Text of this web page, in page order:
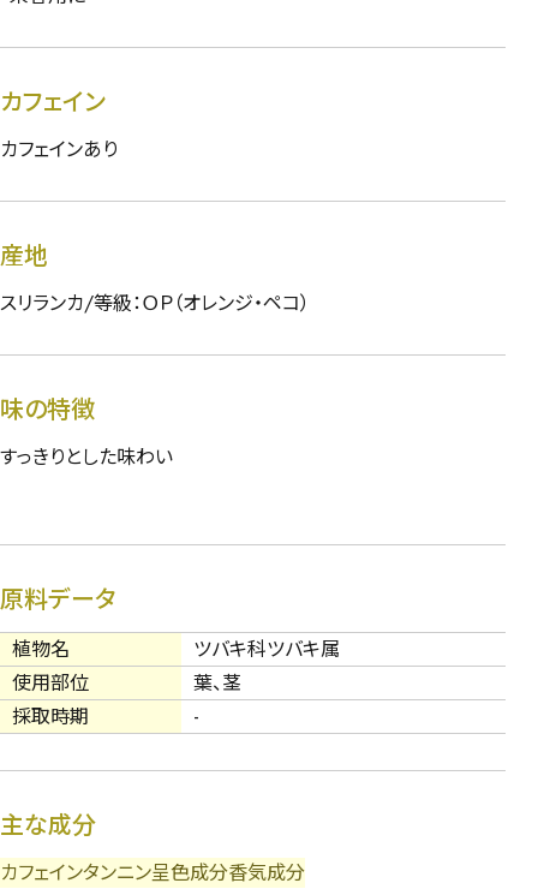
カフェイン
カフェインあり
産地
スリランカ/等級：ＯＰ（オレンジ・ペコ）
味の特徴
すっきりとした味わい
原料データ
植物名
ツバキ科ツバキ属
使用部位
葉、茎
採取時期
-
主な成分
カフェインタンニン呈色成分香気成分